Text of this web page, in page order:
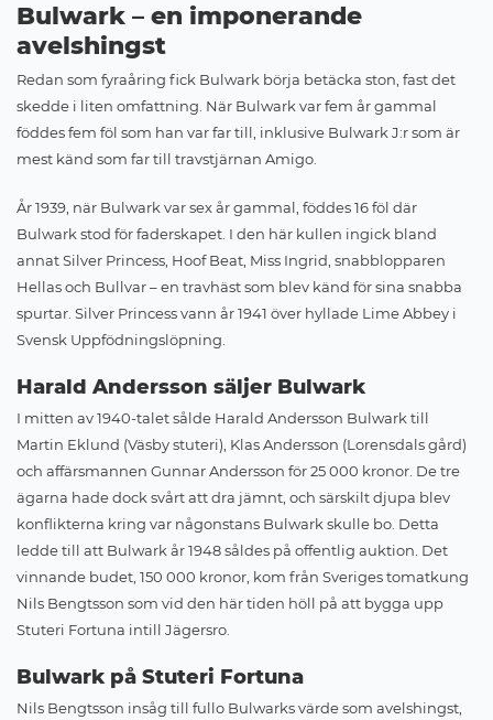
Bulwark – en imponerande
avelshingst
Redan som fyraåring fick Bulwark börja betäcka ston, fast det
skedde i liten omfattning. När Bulwark var fem år gammal
föddes fem föl som han var far till, inklusive Bulwark J:r som är
mest känd som far till travstjärnan Amigo.
År 1939, när Bulwark var sex år gammal, föddes 16 föl där
Bulwark stod för faderskapet. I den här kullen ingick bland
annat Silver Princess, Hoof Beat, Miss Ingrid, snabblopparen
Hellas och Bullvar – en travhäst som blev känd för sina snabba
spurtar. Silver Princess vann år 1941 över hyllade Lime Abbey i
Svensk Uppfödningslöpning.
Harald Andersson säljer Bulwark
I mitten av 1940-talet sålde Harald Andersson Bulwark till
Martin Eklund (Väsby stuteri), Klas Andersson (Lorensdals gård)
och affärsmannen Gunnar Andersson för 25 000 kronor. De tre
ägarna hade dock svårt att dra jämnt, och särskilt djupa blev
konflikterna kring var någonstans Bulwark skulle bo. Detta
ledde till att Bulwark år 1948 såldes på offentlig auktion. Det
vinnande budet, 150 000 kronor, kom från Sveriges tomatkung
Nils Bengtsson som vid den här tiden höll på att bygga upp
Stuteri Fortuna intill Jägersro.
Bulwark på Stuteri Fortuna
Nils Bengtsson insåg till fullo Bulwarks värde som avelshingst,